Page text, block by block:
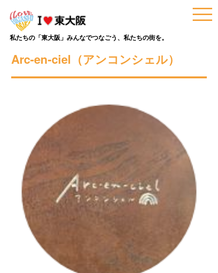
私たちの「東大阪」みんなでつなごう、私たちの街を。
Arc-en-ciel（アンコンシェル）